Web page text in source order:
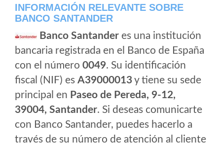
INFORMACIÓN RELEVANTE SOBRE
BANCO SANTANDER
Banco Santander es una institución
bancaria registrada en el Banco de España
con el número 0049. Su identificación
fiscal (NIF) es A39000013y tiene su sede
principal en Paseo de Pereda, 9-12,
39004, Santander. Si deseas comunicarte
con Banco Santander, puedes hacerlo a
través de su número de atención al cliente